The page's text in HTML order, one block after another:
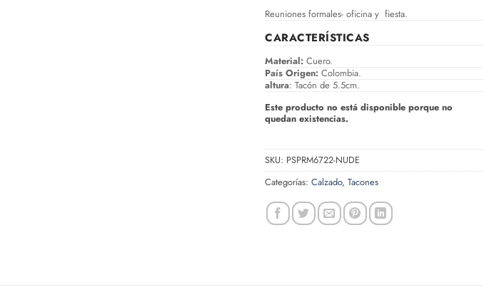
Reuniones formales- oficina y fiesta.
CARACTERÍSTICAS
Material: Cuero.
País Origen: Colombia.
altura: Tacón de 5.5cm.
Este producto no está disponible porque no
quedan existencias.
SKU: PSPRM6722-NUDE
Categorías: Calzado, Tacones